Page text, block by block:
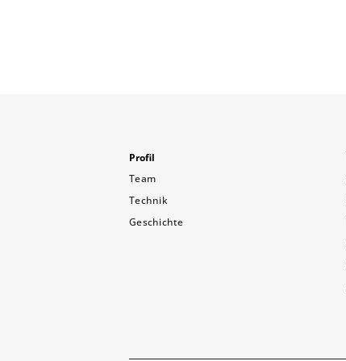
Profil
Team
Technik
Geschichte